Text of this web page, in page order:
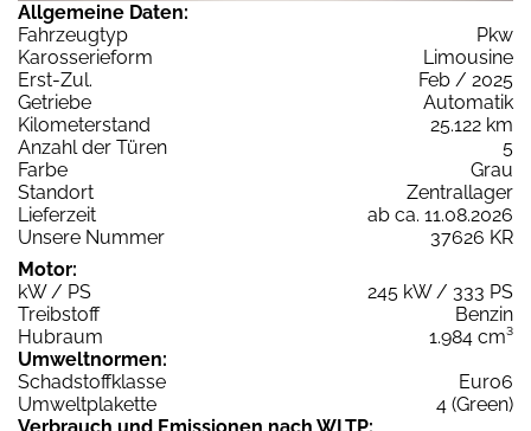
Allgemeine Daten:
Fahrzeugtyp
Pkw
Karosserieform
Limousine
Erst-Zul.
Feb / 2025
Getriebe
Automatik
Kilometerstand
25.122 km
Anzahl der Türen
5
Farbe
Grau
Standort
Zentrallager
Lieferzeit
ab ca. 11.08.2026
Unsere Nummer
37626 KR
Motor:
kW / PS
245 kW / 333 PS
Treibstoff
Benzin
Hubraum
1.984 cm³
Umweltnormen:
Schadstoffklasse
Euro6
Umweltplakette
4 (Green)